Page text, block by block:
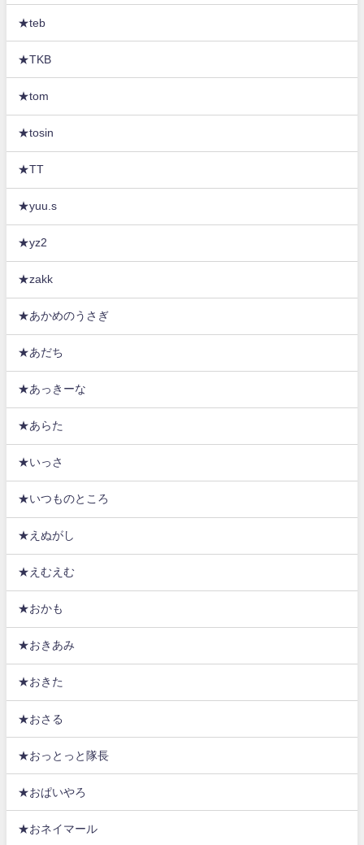
★teb
★TKB
★tom
★tosin
★TT
★yuu.s
★yz2
★zakk
★あかめのうさぎ
★あだち
★あっきーな
★あらた
★いっさ
★いつものところ
★えぬがし
★えむえむ
★おかも
★おきあみ
★おきた
★おさる
★おっとっと隊長
★おぱいやろ
★おネイマール